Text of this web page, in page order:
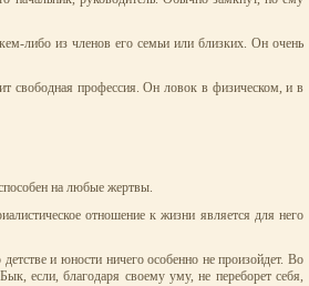
либо из членов его семьи или близких. Он очень
свободная профессия. Он ловок в физическом, и в
на любые жертвы.
отношение к жизни является для него
и юности ничего особенно не произойдет. Во
если, благодаря своему уму, не переборет себя,